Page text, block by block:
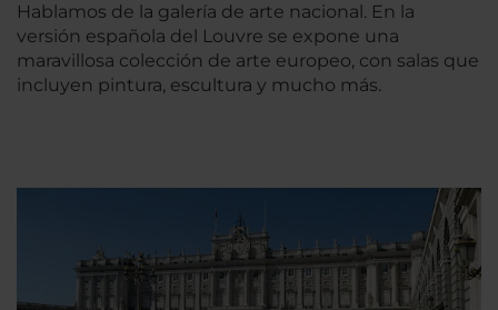
Hablamos de la galería de arte nacional. En la
versión española del Louvre se expone una
maravillosa colección de arte europeo, con salas que
incluyen pintura, escultura y mucho más.